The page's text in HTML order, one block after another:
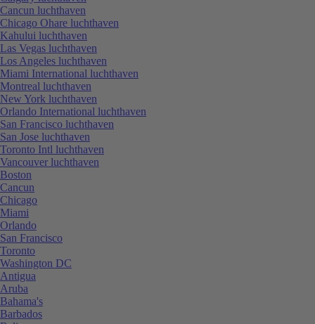
Cancun luchthaven
Chicago Ohare luchthaven
Kahului luchthaven
Las Vegas luchthaven
Los Angeles luchthaven
Miami International luchthaven
Montreal luchthaven
New York luchthaven
Orlando International luchthaven
San Francisco luchthaven
San Jose luchthaven
Toronto Intl luchthaven
Vancouver luchthaven
Boston
Cancun
Chicago
Miami
Orlando
San Francisco
Toronto
Washington DC
Antigua
Aruba
Bahama's
Barbados